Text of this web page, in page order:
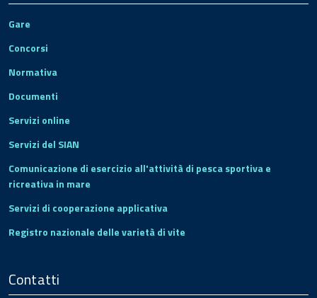
Gare
Concorsi
Normativa
Documenti
Servizi online
Servizi del SIAN
Comunicazione di esercizio all'attività di pesca sportiva e
ricreativa in mare
Servizi di cooperazione applicativa
Registro nazionale delle varietà di vite
Contatti